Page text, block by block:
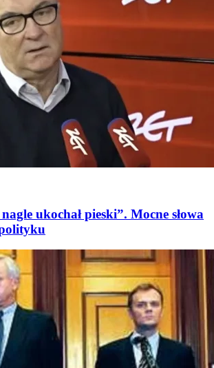
ukochał pieski”. Mocne słowa